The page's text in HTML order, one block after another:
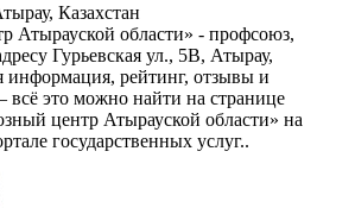
Казахстан
Атырауской области» - профсоюз,
Гурьевская ул., 5В, Атырау,
информация, рейтинг, отзывы и
всё это можно найти на странице
центр Атырауской области» на
государственных услуг..